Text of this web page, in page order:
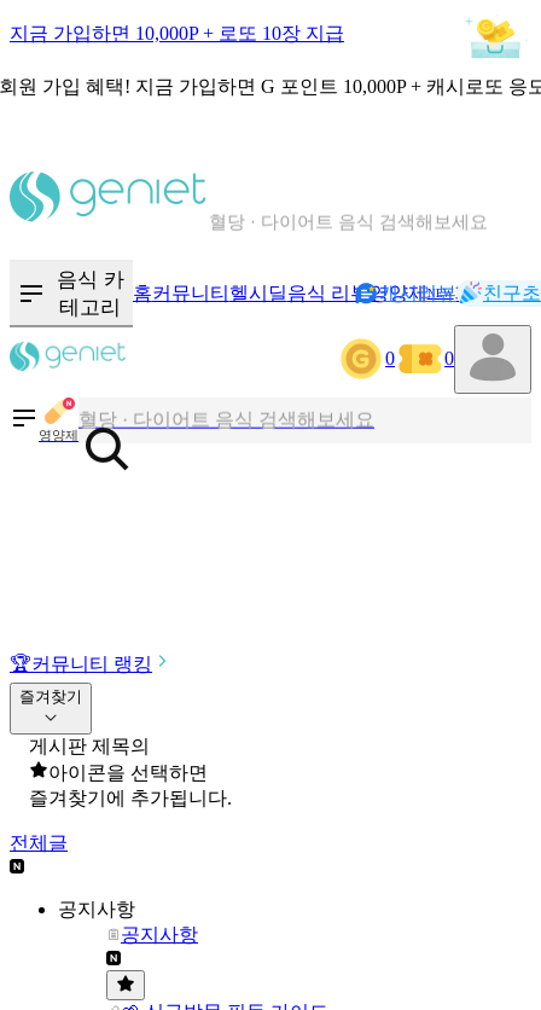
지금 가입하면 10,000P + 로또 10장 지급
원 가입 혜택! 지금 가입하면 G 포인트 10,000P + 캐시로또 응
음식 · 영양제 리뷰를 찾아보세요
음식 카
테고리
홈커뮤니티 헬시딜음식 리뷰영양제NEW기록
캐시리뷰 친구
0 0
영양제
칼로리와 영양성분을 검색해보세요
혈당 · 다이어트 음식 검색해보세요
음식 · 영양제 리뷰를 찾아보세요
🏆커뮤니티 랭킹
즐겨찾기
게시판 제목의
아이콘을 선택하면
즐겨찾기에 추가됩니다.
전체글
공지사항
공지사항